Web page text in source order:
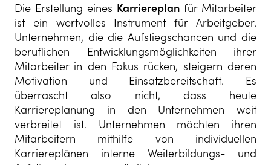
Die Erstellung eines Karriereplanfür Mitarbeiter
ist ein wertvolles Instrument für Arbeitgeber.
Unternehmen, die die Aufstiegschancen und die
beruflichen Entwicklungsmöglichkeiten ihrer
Mitarbeiter in den Fokus rücken, steigern deren
Motivation und Einsatzbereitschaft. Es
überrascht also nicht, dass heute
Karriereplanung in den Unternehmen weit
verbreitet ist. Unternehmen möchten ihren
Mitarbeitern mithilfe von individuellen
Karriereplänen interne Weiterbildungs- und